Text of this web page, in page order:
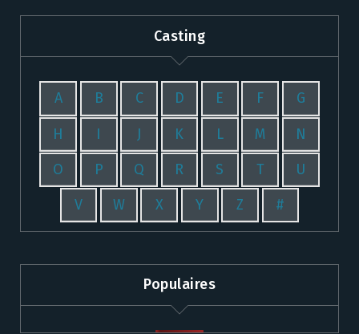
Casting
A B C D E F G
H I J K L M N
O P Q R S T U
V W X Y Z #
Populaires